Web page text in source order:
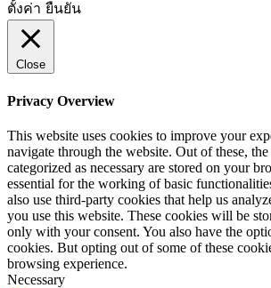
ตั้งค่า ยืนยัน
Close
Privacy Overview
This website uses cookies to improve your
navigate through the website. Out of these,
categorized as necessary are stored on your
essential for the working of basic
also use third-party cookies that help us
you use this website. These cookies will be
only with your consent. You also have the
cookies. But opting out of some of these
browsing experience.
Necessary